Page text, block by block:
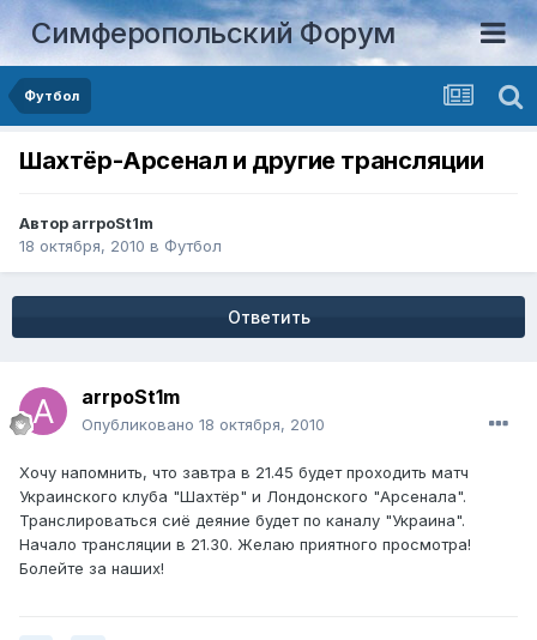
Симферопольский Форум
Футбол
Шахтёр-Арсенал и другие трансляции
АвторarrpoSt1m
18 октября, 2010 в Футбол
Ответить
arrpoSt1m
Опубликовано 18 октября, 2010
Хочу напомнить, что завтра в 21.45 будет проходить матч
Украинского клуба "Шахтёр" и Лондонского "Арсенала".
Транслироваться сиё деяние будет по каналу "Украина".
Начало трансляции в 21.30. Желаю приятного просмотра!
Болейте за наших!